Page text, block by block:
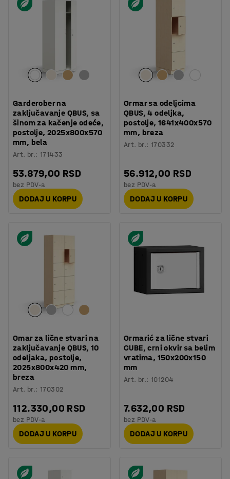
Garderober na
zaključavanje QBUS, sa
šinom za kačenje odeće,
postolje, 2025x800x570
mm, bela
Art. br.:171433
53.879,00 RSD
bez PDV-a
DODAJ U KORPU
Ormar sa odeljcima
QBUS, 4 odeljka,
postolje, 1641x400x570
mm, breza
Art. br.:170332
56.912,00 RSD
bez PDV-a
DODAJ U KORPU
Omar za lične stvari na
zaključavanje QBUS, 10
odeljaka, postolje,
2025x800x420 mm,
breza
Art. br.:170302
112.330,00 RSD
bez PDV-a
DODAJ U KORPU
Ormarić za lične stvari
CUBE, crni okvir sa belim
vratima, 150x200x150
mm
Art. br.:101204
7.632,00 RSD
bez PDV-a
DODAJ U KORPU